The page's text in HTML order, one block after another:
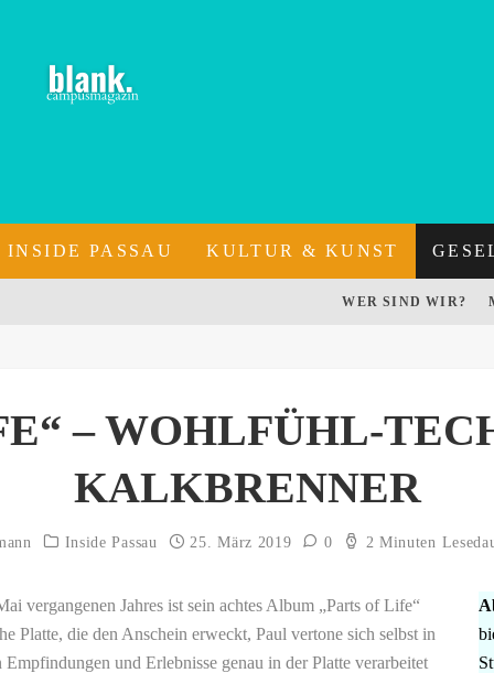
INSIDE PASSAU KULTUR & KUNST
WER SIND WIR?
– WOHLFÜHL-
KALKBRENNER
Inside Passau 25. März 2019 0 2 Minuten
vergangenen Jahres ist sein achtes Album „Parts of Life“
Platte, die den Anschein erweckt, Paul vertone sich selbst in
und Erlebnisse genau in der Platte verarbeitet